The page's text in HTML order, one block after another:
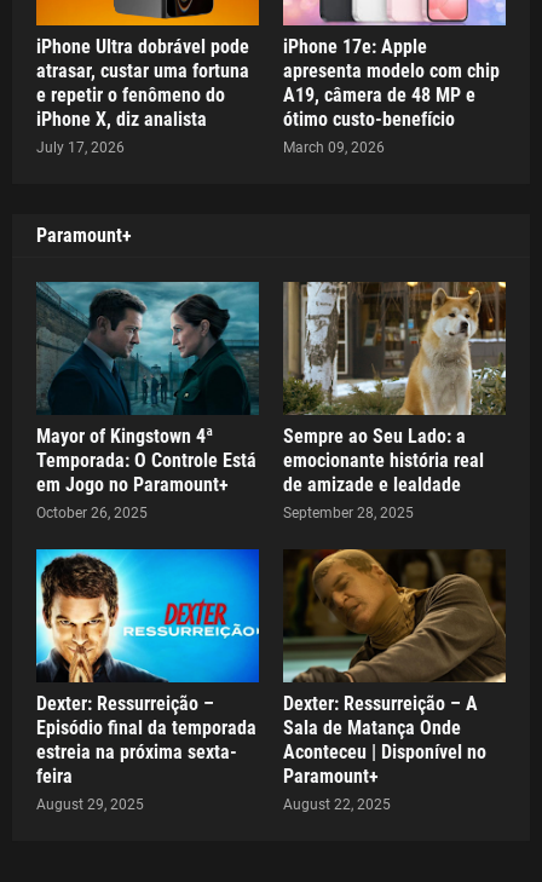
iPhone Ultra dobrável pode
atrasar, custar uma fortuna
e repetir o fenômeno do
iPhone X, diz analista
July 17, 2026
iPhone 17e: Apple
apresenta modelo com chip
A19, câmera de 48 MP e
ótimo custo-benefício
March 09, 2026
Paramount+
Mayor of Kingstown 4ª
Temporada: O Controle Está
em Jogo no Paramount+
October 26, 2025
Sempre ao Seu Lado: a
emocionante história real
de amizade e lealdade
September 28, 2025
Dexter: Ressurreição –
Episódio final da temporada
estreia na próxima sexta-
feira
August 29, 2025
Dexter: Ressurreição – A
Sala de Matança Onde
Aconteceu | Disponível no
Paramount+
August 22, 2025